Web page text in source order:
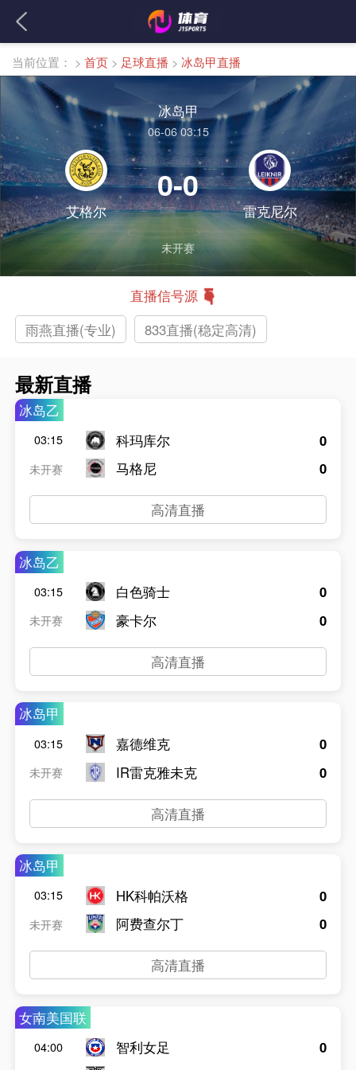
当前位置： > 首页 > 足球直播 > 冰岛甲直播
冰岛甲
06-06 03:15
艾格尔
0-0
雷克尼尔
未开赛
直播信号源
雨燕直播(专业)
833直播(稳定高清)
最新直播
冰岛乙
03:15
未开赛
科玛库尔
马格尼
0
0
高清直播
冰岛乙
03:15
未开赛
白色骑士
豪卡尔
0
0
高清直播
冰岛甲
03:15
未开赛
嘉德维克
IR雷克雅未克
0
0
高清直播
冰岛甲
03:15
未开赛
HK科帕沃格
阿费查尔丁
0
0
高清直播
女南美国联
04:00
智利女足
0